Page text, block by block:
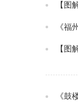
【图
《福
【图
《鼓